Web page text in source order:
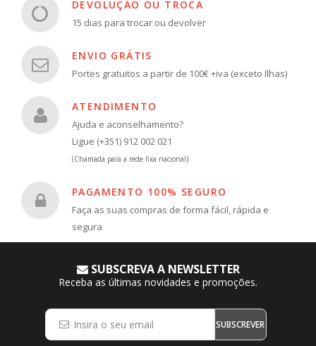
DEVOLUÇÃO OU TROCA
15 dias para trocar ou devolver
ENVIO GRÁTIS
Portes gratuitos a partir de 100€ +iva (exceto Ilhas)
ATENDIMENTO
Ajuda e aconselhamento?
Ligue (+351) 912 002 021
(Chamada para a rede fixa nacional)
PAGAMENTO 100% SEGURO
Faça as suas compras de forma fácil, rápida e
segura
SUBSCREVA A NEWSLETTER
Receba as últimas novidades e promoções.
SUBSCREVER